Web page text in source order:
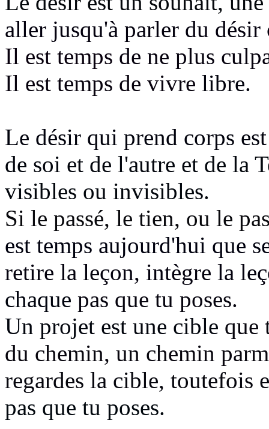
aller jusqu'à parler du désir
Il est temps de ne plus
Il est temps de vivre libre.
Le désir qui prend corps
de soi et de l'autre et de la
visibles ou invisibles.
Si le passé, le tien, ou le
est temps aujourd'hui que
retire la leçon, intègre la
chaque pas que tu poses.
Un projet est une cible que
du chemin, un chemin
regardes la cible, toutefois
pas que tu poses.